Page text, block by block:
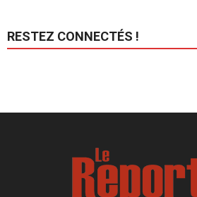
RESTEZ CONNECTÉS !